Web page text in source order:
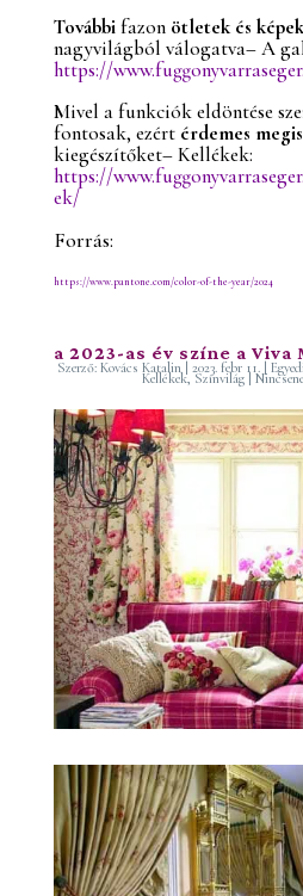
Továbbifazon ötletek és képek
nagyvilágból válogatva– A
https://
Mivel a funkciók eldöntése
fontosak, ezért érdemes
kiegészítőket– Kellékek:
https://
ek/
Forrás:
https://www.pantone.com/color-of-the-year/2024
a 2023-as év színe a Viva
Szerző: Kovács Katalin| 2023. febr 11.|
Kellékek, Színvilág|